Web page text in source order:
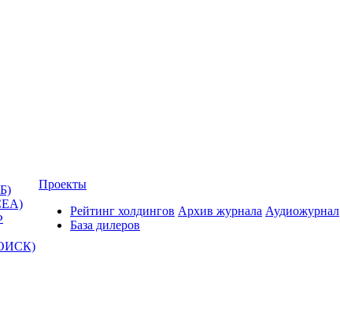
Проекты
Рейтинг холдингов
База дилеров
Архив журнала Аудиожурнал